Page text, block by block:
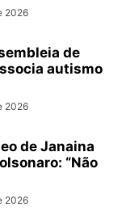
2026
de
autismo
2026
de Janaina
“Não
2026